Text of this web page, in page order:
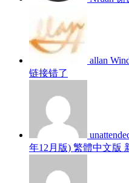
allan
链接错了
年12月版) 繁體中文版